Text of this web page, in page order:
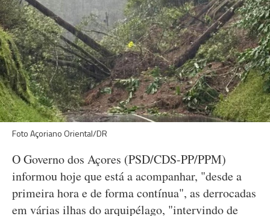
Foto Açoriano Oriental/DR
O Governo dos Açores (PSD/CDS-PP/PPM)
informou hoje que está a acompanhar, "desde a
primeira hora e de forma contínua", as derrocadas
em várias ilhas do arquipélago, "intervindo de